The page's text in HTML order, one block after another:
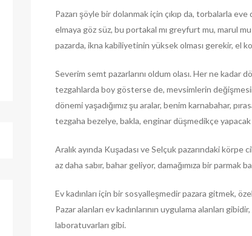
Pazarı şöyle bir dolanmak için çıkıp da, torbalarla
elmaya göz süz, bu portakal mı greyfurt mu, marul
pazarda, ikna kabiliyetinin yüksek olması gerekir, el
Severim semt pazarlarını oldum olası. Her ne kadar
tezgahlarda boy gösterse de, mevsimlerin
dönemi yaşadığımız şu aralar, benim karnabahar,
tezgaha bezelye, bakla, enginar düşmedikçe
Aralık ayında Kuşadası ve Selçuk pazarındaki
az daha sabır, bahar geliyor, damağımıza bir parmak
Ev kadınları için bir sosyalleşmedir pazara gitmek,
Pazar alanları ev kadınlarının uygulama alanları
laboratuvarları gibi.